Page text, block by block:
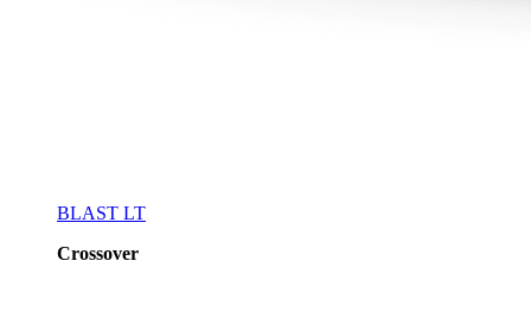
BLAST LT
Crossover